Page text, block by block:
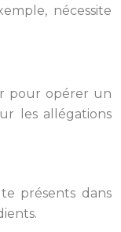
nécessite
pour opérer un
les allégations
présents dans